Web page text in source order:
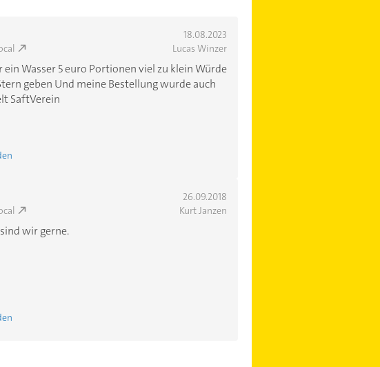
18.08.2023
Lucas Winzer
Wasser 5 euro Portionen viel zu klein Würde
geben Und meine Bestellung wurde auch
SaftVerein
26.09.2018
Kurt Janzen
wir gerne.